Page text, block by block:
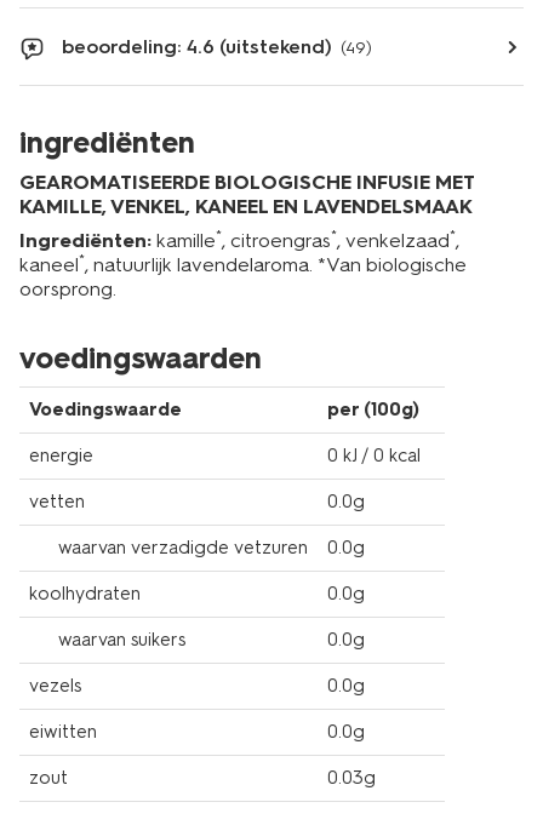
beoordeling: 4.6 (uitstekend) (49)
ingrediënten
GEAROMATISEERDE BIOLOGISCHE INFUSIE MET
KAMILLE, VENKEL, KANEEL EN LAVENDELSMAAK
Ingrediënten: kamille*, citroengras*, venkelzaad*,
kaneel*, natuurlijk lavendelaroma. *Van biologische
oorsprong.
voedingswaarden
Voedingswaarde per (100g)
energie 0 kJ / 0 kcal
vetten 0.0g
waarvan verzadigde vetzuren 0.0g
koolhydraten 0.0g
waarvan suikers 0.0g
vezels 0.0g
eiwitten 0.0g
zout 0.03g